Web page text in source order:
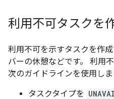
利用不可タスクを
利用不可を示すタスクを作
バーの休憩などです。 利用
次のガイドラインを使用しま
タスクタイプを